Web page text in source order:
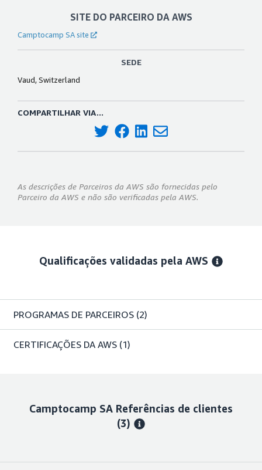
SITE DO PARCEIRO DA AWS
Camptocamp SA site
SEDE
Vaud, Switzerland
COMPARTILHAR VIA...
As descrições de Parceiros da AWS são fornecidas pelo
Parceiro da AWS e não são verificadas pela AWS.
Qualificações validadas pela AWS
PROGRAMAS DE PARCEIROS (2)
CERTIFICAÇÕES DA AWS (1)
Camptocamp SA Referências de clientes
(3)